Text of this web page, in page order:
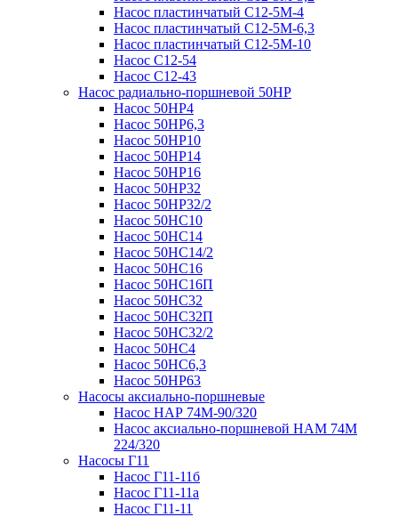
Насос пластинчатый С12-5М-4
Насос пластинчатый С12-5М-6,3
Насос пластинчатый С12-5М-10
Насос С12-54
Насос С12-43
Насос радиально-поршневой 50НР
Насос 50НР4
Насос 50НР6,3
Насос 50НР10
Насос 50НР14
Насос 50НР16
Насос 50НР32
Насос 50НР32/2
Насос 50НС10
Насос 50НС14
Насос 50НС14/2
Насос 50НС16
Насос 50НС16П
Насос 50НС32
Насос 50НС32П
Насос 50НС32/2
Насос 50НС4
Насос 50НС6,3
Насос 50НР63
Насосы аксиально-поршневые
Насос НАР 74M-90/320
Насос аксиально-поршневой НАМ 74М
224/320
Насосы Г11
Насос Г11-11б
Насос Г11-11а
Насос Г11-11